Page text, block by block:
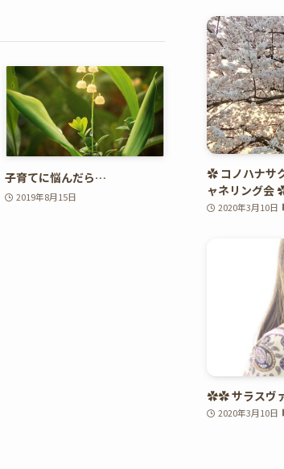
子育てに悩んだら…
2019年8月15日
✿ コノハナサ
ャネリング会
2020年3月10日
✿✿ サラスヴ
2020年3月10日